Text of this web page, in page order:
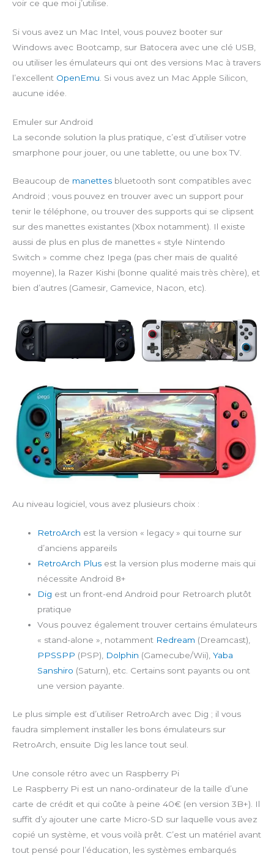
voir ce que moi j’utilise.
Si vous avez un Mac Intel, vous pouvez booter sur
Windows avec Bootcamp, sur Batocera avec une clé USB,
ou utiliser les émulateurs qui ont des versions Mac à travers
l’excellent OpenEmu . Si vous avez un Mac Apple Silicon,
aucune idée.
Emuler sur Android
La seconde solution la plus pratique, c’est d’utiliser votre
smarphone pour jouer, ou une tablette, ou une box TV.
Beaucoup de manettes bluetooth sont compatibles avec
Android ; vous pouvez en trouver avec un support pour
tenir le téléphone, ou trouver des supports qui se clipsent
sur des manettes existantes (Xbox notamment). Il existe
aussi de plus en plus de manettes « style Nintendo
Switch » comme chez Ipega (pas cher mais de qualité
moyenne), la Razer Kishi (bonne qualité mais très chère), et
bien d’autres (Gamesir, Gamevice, Nacon, etc).
Au niveau logiciel, vous avez plusieurs choix :
RetroArch est la version « legacy » qui tourne sur
d’anciens appareils
RetroArch Plus est la version plus moderne mais qui
nécessite Android 8+
Dig est un front-end Android pour Retroarch plutôt
pratique
Vous pouvez également trouver certains émulateurs
« stand-alone », notamment Redream (Dreamcast),
PPSSPP (PSP), Dolphin (Gamecube/Wii),Yaba
Sanshiro (Saturn), etc. Certains sont payants ou ont
une version payante.
Le plus simple est d’utiliser RetroArch avec Dig ; il vous
faudra simplement installer les bons émulateurs sur
RetroArch, ensuite Dig les lance tout seul.
Une console rétro avec un Raspberry Pi
Le Raspberry Pi est un nano-ordinateur de la taille d’une
carte de crédit et qui coûte à peine 40€ (en version 3B+). Il
suffit d’y ajouter une carte Micro-SD sur laquelle vous avez
copié un système, et vous voilà prêt. C’est un matériel avant
tout pensé pour l’éducation, les systèmes embarqués